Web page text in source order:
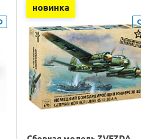
новинка